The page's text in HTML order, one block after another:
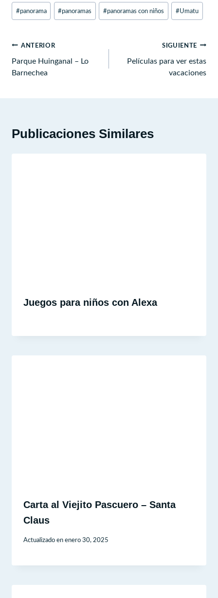
Etiquetas
#panorama #panoramas #panoramas con niños #Umatu
Navegación
de
entradas
ANTERIOR
Parque Huinganal – Lo
Barnechea
SIGUIENTE
Películas para ver estas
vacaciones
Publicaciones Similares
Juegos para niños con Alexa
Carta al Viejito Pascuero – Santa
Claus
Actualizado en enero 30, 2025